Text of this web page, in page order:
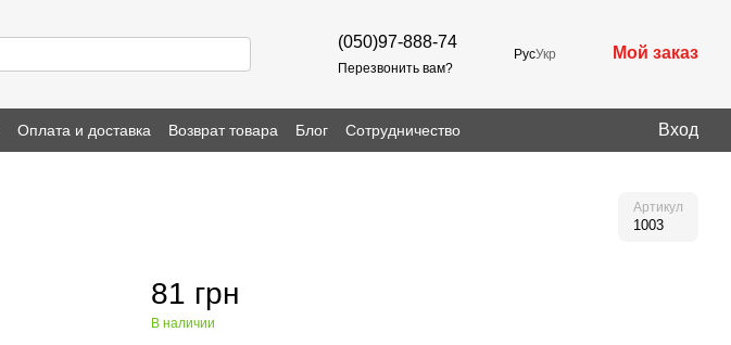
(050)97-888-74
Перезвонить вам?
РусУкр Мой заказ
Оплата и доставка Возврат товара Блог Сотрудничество Вход
Артикул
1003
81 грн
В наличии